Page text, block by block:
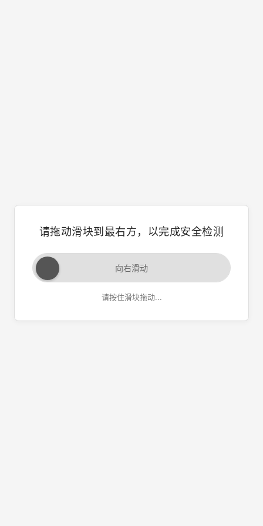
请拖动滑块到最右方，以完成安全检测
向右滑动
请按住滑块拖动...